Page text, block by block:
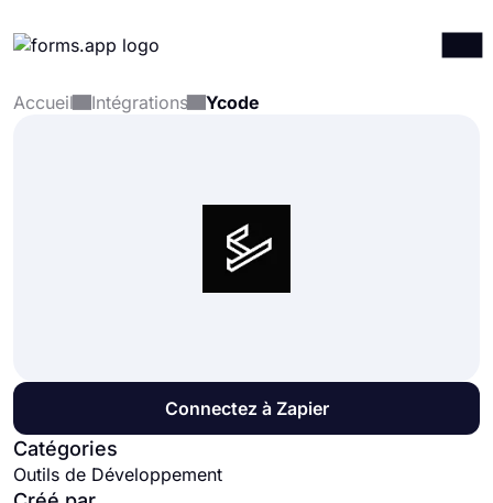
Produits
Accueil Intégrations Ycode
Connectez à Zapier
Catégories
Outils de Développement